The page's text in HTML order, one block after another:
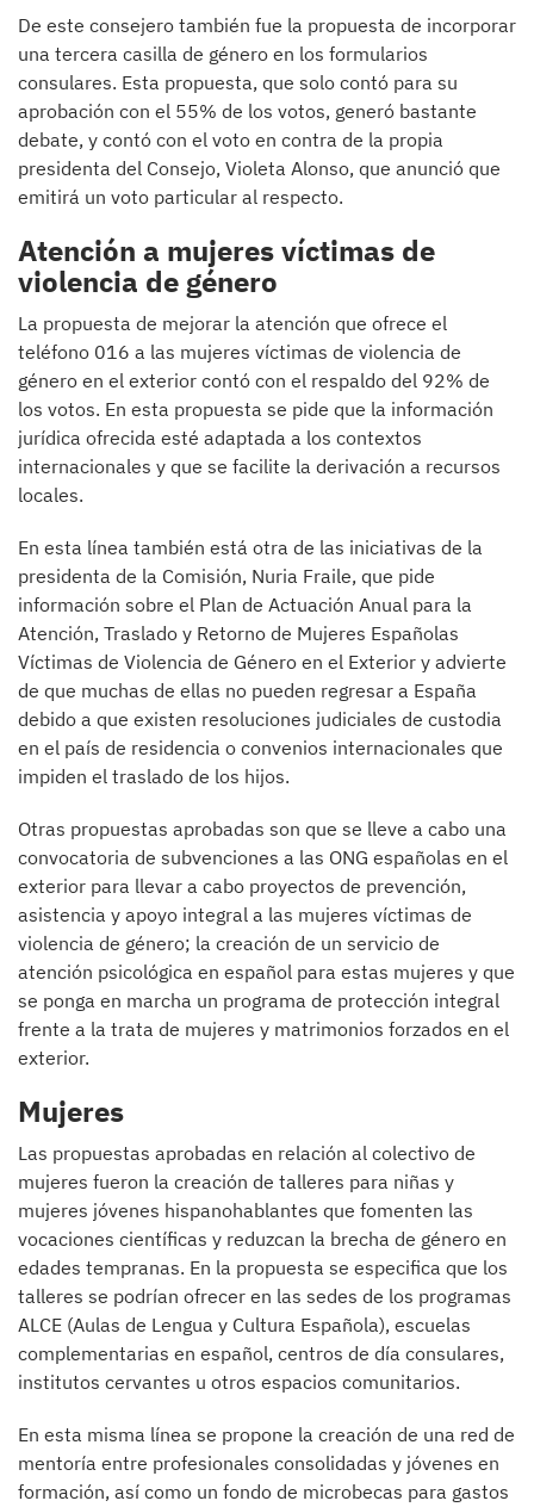
De este consejero también fue la propuesta de incorporar
una tercera casilla de género en los formularios
consulares. Esta propuesta, que solo contó para su
aprobación con el 55% de los votos, generó bastante
debate, y contó con el voto en contra de la propia
presidenta del Consejo, Violeta Alonso, que anunció que
emitirá un voto particular al respecto.
Atención a mujeres víctimas de
violencia de género
La propuesta de mejorar la atención que ofrece el
teléfono 016 a las mujeres víctimas de violencia de
género en el exterior contó con el respaldo del 92% de
los votos. En esta propuesta se pide que la información
jurídica ofrecida esté adaptada a los contextos
internacionales y que se facilite la derivación a recursos
locales.
En esta línea también está otra de las iniciativas de la
presidenta de la Comisión, Nuria Fraile, que pide
información sobre el Plan de Actuación Anual para la
Atención, Traslado y Retorno de Mujeres Españolas
Víctimas de Violencia de Género en el Exterior y advierte
de que muchas de ellas no pueden regresar a España
debido a que existen resoluciones judiciales de custodia
en el país de residencia o convenios internacionales que
impiden el traslado de los hijos.
Otras propuestas aprobadas son que se lleve a cabo una
convocatoria de subvenciones a las ONG españolas en el
exterior para llevar a cabo proyectos de prevención,
asistencia y apoyo integral a las mujeres víctimas de
violencia de género; la creación de un servicio de
atención psicológica en español para estas mujeres y que
se ponga en marcha un programa de protección integral
frente a la trata de mujeres y matrimonios forzados en el
exterior.
Mujeres
Las propuestas aprobadas en relación al colectivo de
mujeres fueron la creación de talleres para niñas y
mujeres jóvenes hispanohablantes que fomenten las
vocaciones científicas y reduzcan la brecha de género en
edades tempranas. En la propuesta se especifica que los
talleres se podrían ofrecer en las sedes de los programas
ALCE (Aulas de Lengua y Cultura Española), escuelas
complementarias en español, centros de día consulares,
institutos cervantes u otros espacios comunitarios.
En esta misma línea se propone la creación de una red de
mentoría entre profesionales consolidadas y jóvenes en
formación, así como un fondo de microbecas para gastos